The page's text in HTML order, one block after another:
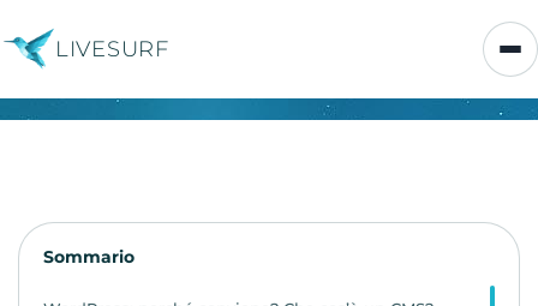
LIVESURF
Sommario